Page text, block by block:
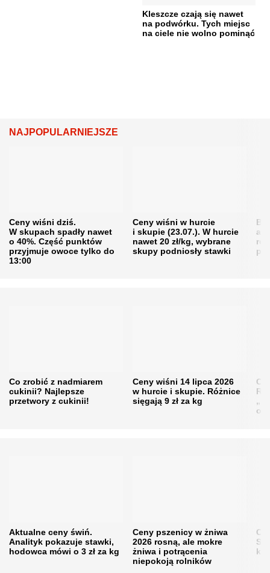
Kleszcze czają się nawet
na podwórku. Tych miejsc
na ciele nie wolno pominąć
NAJPOPULARNIEJSZE
Ceny wiśni dziś.
W skupach spadły nawet
o 40%. Część punktów
przyjmuje owoce tylko do
13:00
Ceny wiśni w hurcie
i skupie (23.07.). W hurcie
nawet 20 zł/kg, wybrane
skupy podniosły stawki
Co zrobić z nadmiarem
cukinii? Najlepsze
przetwory z cukinii!
Ceny wiśni 14 lipca 2026
w hurcie i skupie. Różnice
sięgają 9 zł za kg
Aktualne ceny świń.
Analityk pokazuje stawki,
hodowca mówi o 3 zł za kg
Ceny pszenicy w żniwa
2026 rosną, ale mokre
żniwa i potrącenia
niepokoją rolników